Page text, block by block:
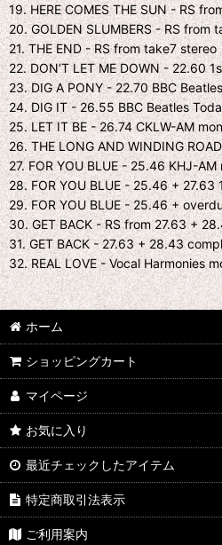
19. HERE COMES THE SUN - RS
20. GOLDEN SLUMBERS - RS from
21. THE END - RS from take7 stereo
22. DON’T LET ME DOWN - 22.60
23. DIG A PONY - 22.70 BBC
24. DIG IT - 26.55 BBC Beatles
25. LET IT BE - 26.74 CKLW-AM
26. THE LONG AND WINDING
27. FOR YOU BLUE - 25.46 KHJ-AM
28. FOR YOU BLUE - 25.46 + 27.63
29. FOR YOU BLUE - 25.46 +
30. GET BACK - RS from 27.63 +
31. GET BACK - 27.63 + 28.43
32. REAL LOVE - Vocal Harmonies
ホーム
ショッピングカート
マイページ
お気に入り
最近チェックしたアイテム
特定商取引法表示
ご利用案内